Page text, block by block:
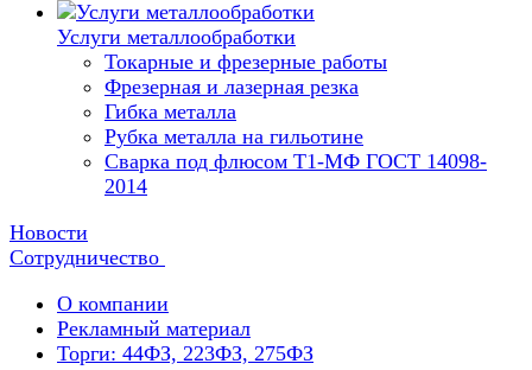
Услуги металлообработки
Токарные и фрезерные работы
Фрезерная и лазерная резка
Гибка металла
Рубка металла на гильотине
Сварка под флюсом Т1-МФ ГОСТ 14098-
2014
Новости
Сотрудничество
О компании
Рекламный материал
Торги: 44ФЗ, 223ФЗ, 275ФЗ